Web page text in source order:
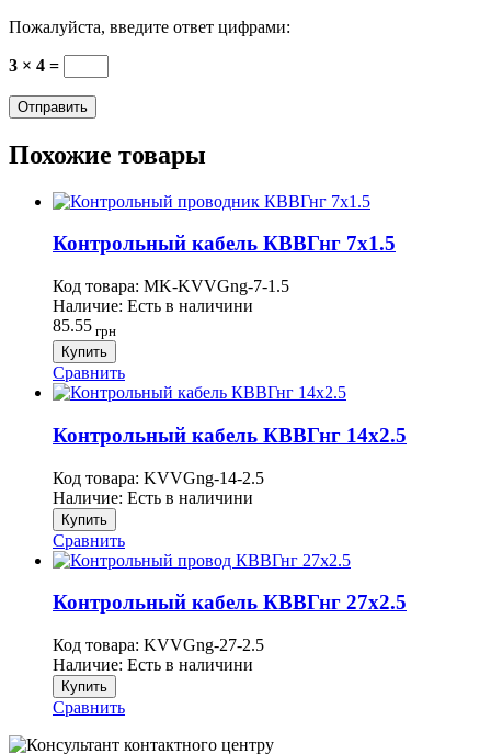
Пожалуйста, введите ответ цифрами:
3 × 4 =
Похожие товары
Контрольный кабель КВВГнг 7х1.5
Код товара: MK-KVVGng-7-1.5
Наличие: Есть в наличини
85.55 грн
Купить
Сравнить
Контрольный кабель КВВГнг 14х2.5
Код товара: KVVGng-14-2.5
Наличие: Есть в наличини
Купить
Сравнить
Контрольный кабель КВВГнг 27х2.5
Код товара: KVVGng-27-2.5
Наличие: Есть в наличини
Купить
Сравнить